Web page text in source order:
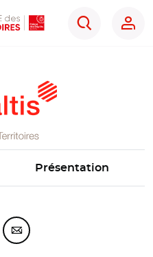
Rechercher
Présentation
sur Facebook
page sur Linkedin
cette page sur Twitter
Partager cette page sur